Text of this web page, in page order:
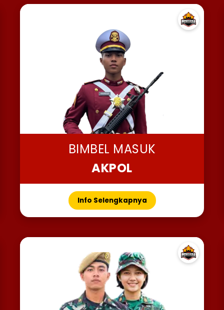
BIMBEL MASUK
AKPOL
Info Selengkapnya